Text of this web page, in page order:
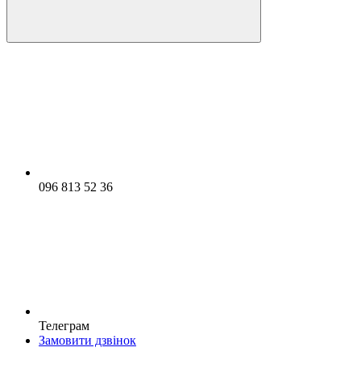
096 813 52 36
Телеграм
Замовити дзвінок